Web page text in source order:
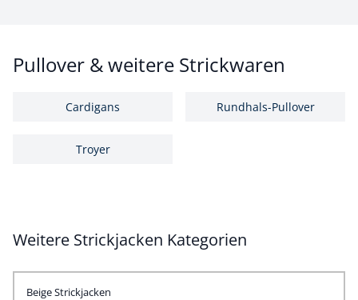
Pullover & weitere Strickwaren
Cardigans Rundhals-Pullover
Troyer
Weitere Strickjacken Kategorien
Beige Strickjacken